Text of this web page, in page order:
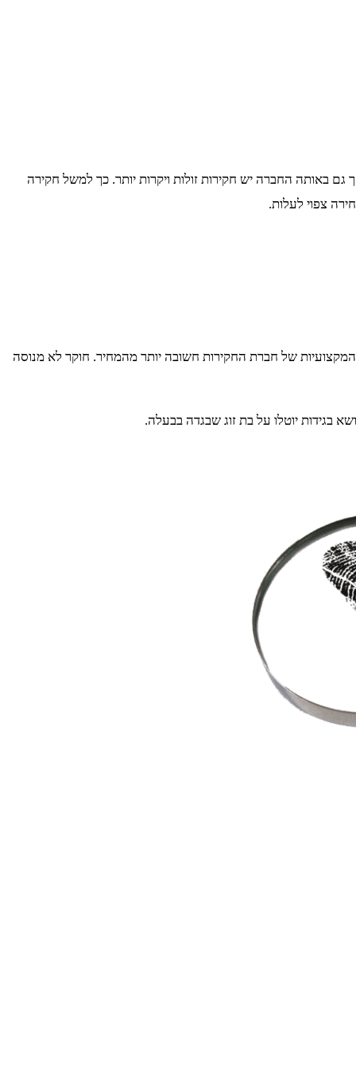
באותה החברה יש חקירות זולות ויקרות יותר. כך למשל חקירה
צפוי לעלות.
של חברת החקירות חשובה יותר מהמחיר. חוקר לא מנוסה